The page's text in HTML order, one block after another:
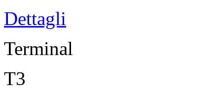
Dettagli
Terminal
T3